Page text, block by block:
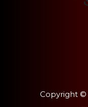
Copyright ©